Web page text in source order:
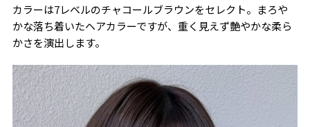
カラーは7レベルのチャコールブラウンをセレクト。まろや
かな落ち着いたヘアカラーですが、重く見えず艶やかな柔ら
かさを演出します。